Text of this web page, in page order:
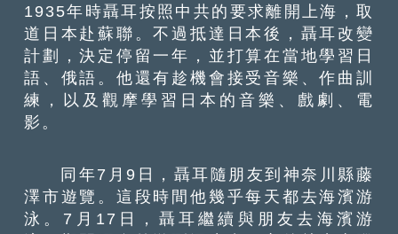
1935年時聶耳按照中共的要求離開上海，取
道日本赴蘇聯。不過抵達日本後，聶耳改變
計劃，決定停留一年，並打算在當地學習日
語、俄語。他還有趁機會接受音樂、作曲訓
練，以及觀摩學習日本的音樂、戲劇、電
影。
同年7月9日，聶耳隨朋友到神奈川縣藤
澤市遊覽。這段時間他幾乎每天都去海濱游
泳。7月17日，聶耳繼續與朋友去海濱游